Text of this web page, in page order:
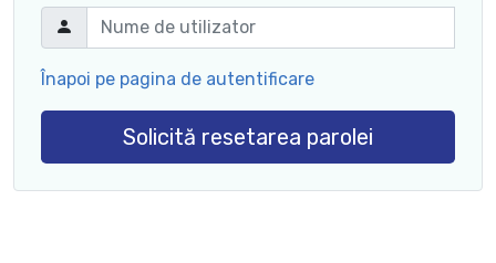
Înapoi pe pagina de autentificare
Solicită resetarea parolei